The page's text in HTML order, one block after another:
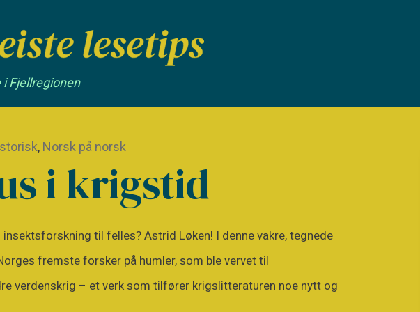
Fjellregionen
, Norsk på norsk
i krigstid
til felles? Astrid Løken! I denne vakre, tegnede
fremste forsker på humler, som ble vervet til
verdenskrig – et verk som tilfører krigslitteraturen noe nytt og